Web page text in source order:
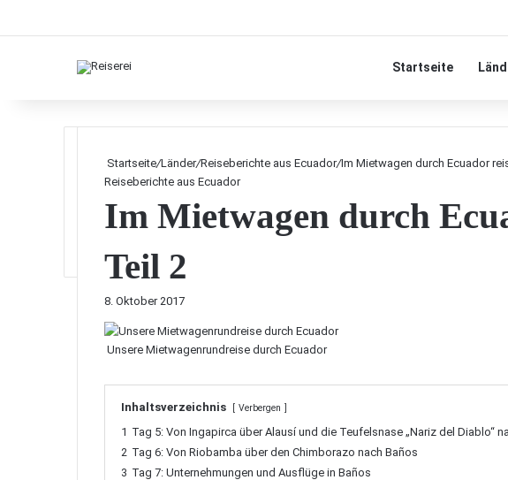
Startseite
Startseite/Länder/Reiseberichte aus Ecuador/Im Mietwagen durch Ecuador
Reiseberichte aus Ecuador
Im Mietwagen durch
Teil 2
8. Oktober 2017
Unsere Mietwagenrundreise durch Ecuador
Inhaltsverzeichnis Verbergen
1 Tag 5: Von Ingapirca über Alausí und die Teufelsnase „Nariz del Diablo“
2 Tag 6: Von Riobamba über den Chimborazo nach Baños
3 Tag 7: Unternehmungen und Ausflüge in Baños